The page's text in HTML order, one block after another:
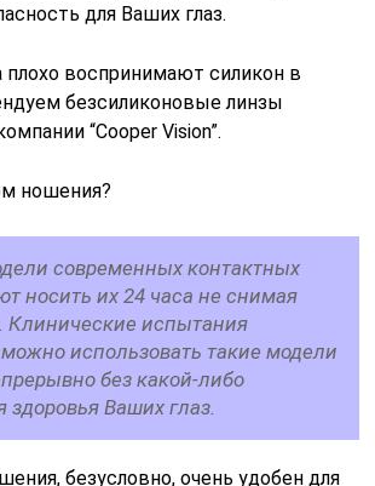
для Ваших глаз.
плохо воспринимают силикон в
безсиликоновые линзы
“Cooper Vision”.
ношения?
современных контактных
носить их 24 часа не снимая
Клинические испытания
использовать такие модели
без какой-либо
здоровья Ваших глаз.
безусловно, очень удобен для